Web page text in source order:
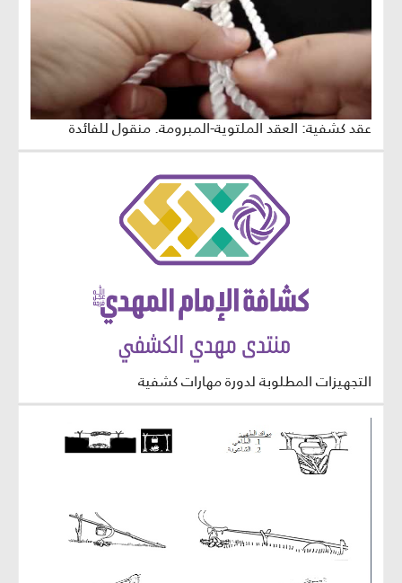
عقد كشفية: العقد الملتوية-المبرومة. منقول للفائدة
التجهيزات المطلوبة لدورة مهارات كشفية